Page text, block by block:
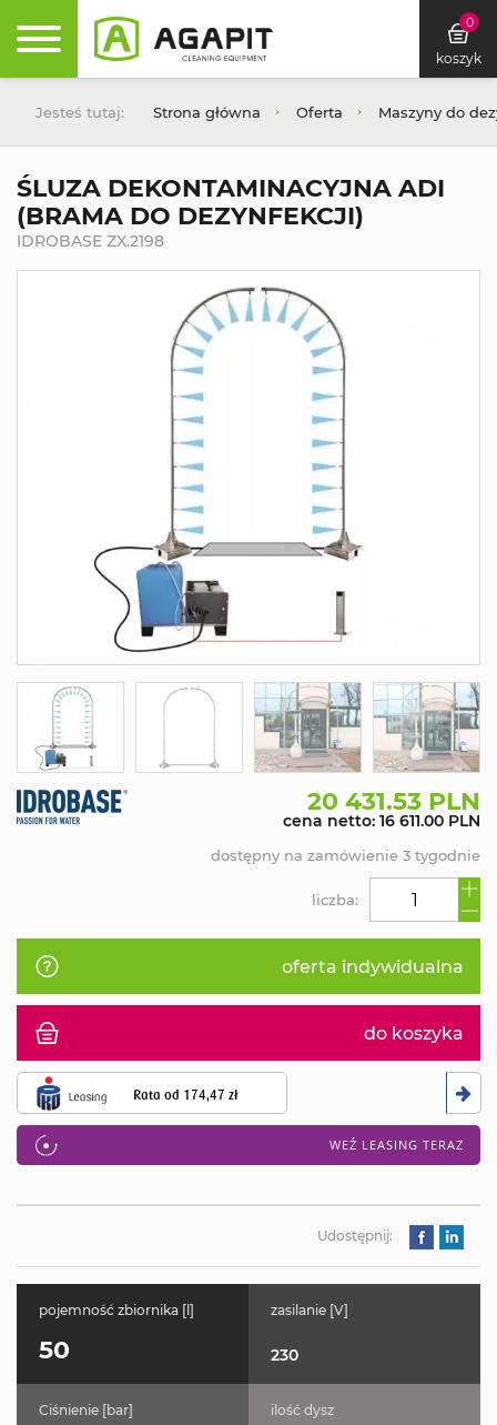
0
koszyk
Jesteś tutaj: Strona główna Oferta Maszyny do
ŚLUZA DEKONTAMINACYJNA ADI
(BRAMA DO DEZYNFEKCJI)
IDROBASE ZX.2198
20 431.53 PLN
cena netto: 16 611.00 PLN
oferta indywidualna
do koszyka
Rata od 174,47 zł
WEŹ LEASING TERAZ
liczba:
dostępny na zamówienie 3 tygodnie
Udostępnij:
pojemność zbiornika [l]
50
zasilanie [V]
230
Ciśnienie [bar] ilość dysz